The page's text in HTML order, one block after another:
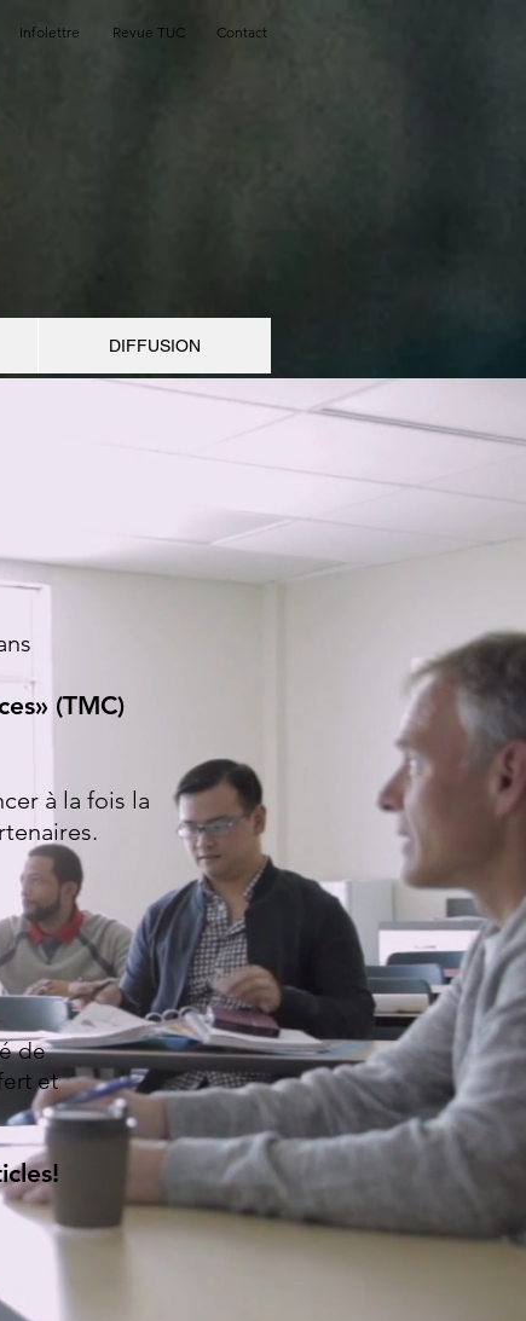
Infolettre Revue TUC Contact
DIFFUSION
(TMC)
à la fois la
de
et
!